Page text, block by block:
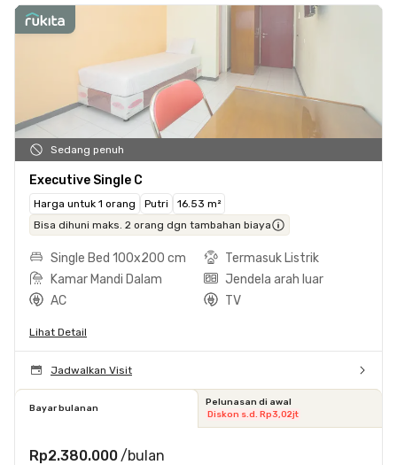
Sedang penuh
Executive Single C
Harga untuk 1 orang Putri
16.53 m²
Bisa dihuni maks. 2 orang dgn tambahan biaya
Single Bed 100x200 cm
Termasuk Listrik
Kamar Mandi Dalam
Jendela arah luar
AC
TV
Lihat Detail
Jadwalkan Visit
Bayar bulanan
Pelunasan di awal
Diskon s.d. Rp3,02jt
Rp2.380.000 /bulan